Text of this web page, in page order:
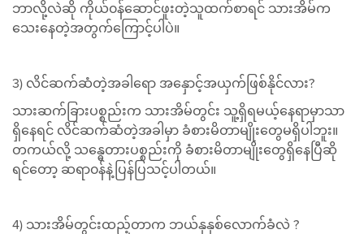
ဘာလို့လဲဆို ကိုယ်၀န်ဆောင်ဖူးတဲ့သူထက်စာရင် သားအိမ်က
သေးနေတဲ့အတွက်ကြောင့်ပါပဲ။
3) လိင်ဆက်ဆံတဲ့အခါရော အနှောင့်အယှက်ဖြစ်နိုင်လား?
သားဆက်ခြားပစ္စည်းက သားအိမ်တွင်း သူ့ရှိရမယ့်နေရာမှာသာ
ရှိနေရင် လိင်ဆက်ဆံတဲ့အခါမှာ ခံစားမိတာမျိုးတွေမရှိပါဘူး။
တကယ်လို့ သန္ဓေတားပစ္စည်းကို ခံစားမိတာမျိုးတွေရှိနေပြီဆို
ရင်တော့ ဆရာ၀န်နဲ့ပြန်ပြသင့်ပါတယ်။
4) သားအိမ်တွင်းထည့်တာက ဘယ်နှနှစ်လောက်ခံလဲ ?